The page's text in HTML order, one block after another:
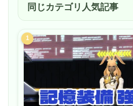
同じカテゴリ人気記事
1